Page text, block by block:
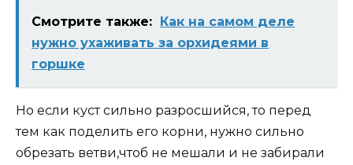
Смотрите также: Как на самом деле
нужно ухаживать за орхидеями в
горшке
Но если куст сильно разросшийся, то перед
тем как поделить его корни, нужно сильно
обрезать ветви,чтоб не мешали и не забирали